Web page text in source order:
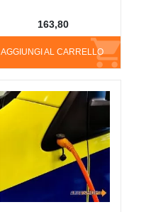
AGGIUNGI AL CARRELLO
163,80